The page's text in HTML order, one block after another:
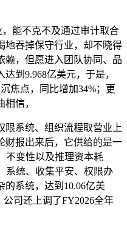
能不克不及通过审计取合
地吞掉保守行业，却不晓得
赖，但愿进入团队协同、品
到9.968亿美元，于是，
焦点，同比增加34%；更
信，
系统、组织流程取营业上
财报出来后，它供给的是一
不变性以及推理资本耗
系统、收集平安、权限办
的系统，达到10.06亿美
司还上调了FY2026全年